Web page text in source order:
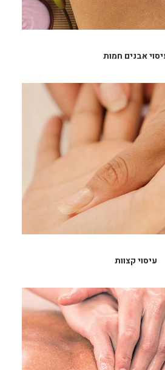
אבנים חמות
עיסוי קצוות